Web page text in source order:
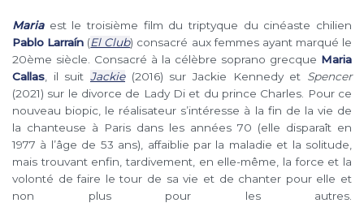
Maria est le troisième film du triptyque du cinéaste chilien
Pablo Larraín (El Club) consacré aux femmes ayant marqué le
20ème siècle. Consacré à la célèbre soprano grecque Maria
Callas, il suit Jackie(2016) sur Jackie Kennedy et Spencer
(2021) sur le divorce de Lady Di et du prince Charles. Pour ce
nouveau biopic, le réalisateur s’intéresse à la fin de la vie de
la chanteuse à Paris dans les années 70 (elle disparaît en
1977 à l’âge de 53 ans), affaiblie par la maladie et la solitude,
mais trouvant enfin, tardivement, en elle-même, la force et la
volonté de faire le tour de sa vie et de chanter pour elle et
non plus pour les autres.